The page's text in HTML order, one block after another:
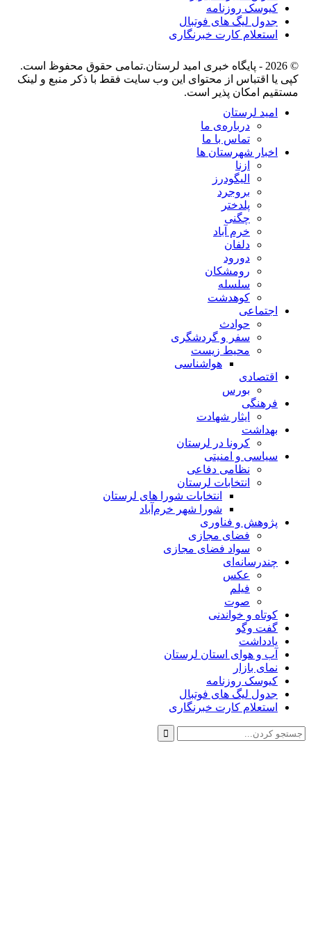
کیوسک روزنامه
جدول لیگ های فوتبال
استعلام کارت خبرنگاری
یا اقتباس از محتوای این وب سایت فقط با ذکر منبع و لینک
امکان پذیر است.
امید لرستان
درباره‌ی ما
تماس با ما
اخبار شهرستان ها
ازنا
الیگودرز
بروجرد
پلدختر
چگنی
خرم آباد
دلفان
دورود
رومشکان
سلسله
کوهدشت
اجتماعی
حوادث
سفر و گردشگری
محیط زیست
هواشناسی
اقتصادی
بورس
فرهنگی
ایثار شهادت
بهداشت
کرونا در لرستان
سیاسی و امنیتی
نظامی دفاعی
انتخابات لرستان
انتخابات شورا های لرستان
شورا شهر خرم‌آباد
پژوهش و فناوری
فضای مجازی
سواد فضای مجازی
چندرسانه‌ای
عكس
فیلم
صوت
کوتاه و خواندنی
گفت وگو
یادداشت
آب و هوای استان لرستان
نمای بازار
کیوسک روزنامه
جدول لیگ های فوتبال
استعلام کارت خبرنگاری